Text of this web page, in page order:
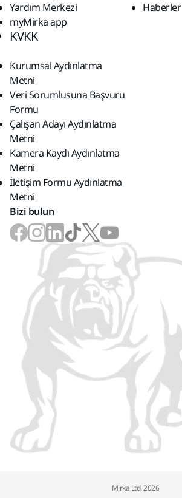
Yardım Merkezi
myMirka app
Haberler
KVKK
Kurumsal Aydınlatma
Metni
Veri Sorumlusuna Başvuru
Formu
Çalışan Adayı Aydınlatma
Metni
Kamera Kaydı Aydınlatma
Metni
İletişim Formu Aydınlatma
Metni
Bizi bulun
Mirka Ltd, 2026